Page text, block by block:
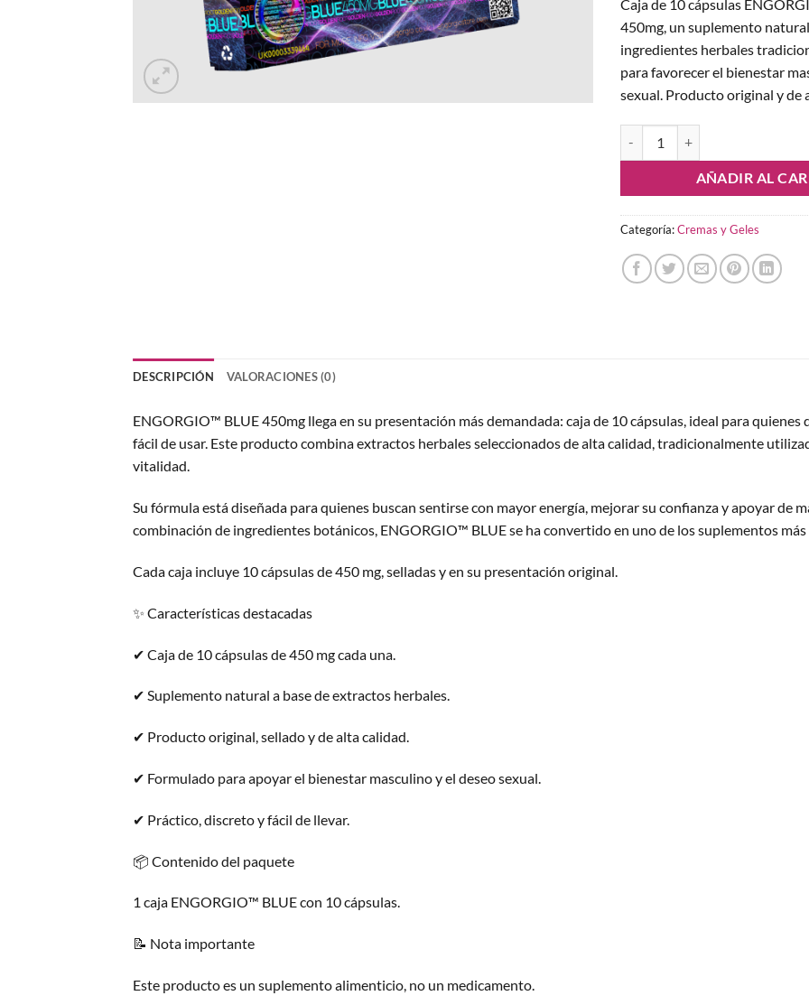
Caja de 10 cápsulas
450mg, un suplemento
ingredientes herbales
para favorecer el bienestar
sexual. Producto original y de
AÑADIR AL
Categoría:Cremas y Geles
DESCRIPCIÓN VALORACIONES (0)
ENGORGIO™ BLUE 450mg llega en su presentación más demandada: caja de 10 cápsulas, ideal para
fácil de usar. Este producto combina extractos herbales seleccionados de alta calidad, tradicionalmente
vitalidad.
Su fórmula está diseñada para quienes buscan sentirse con mayor energía, mejorar su confianza y apoyar de
combinación de ingredientes botánicos, ENGORGIO™ BLUE se ha convertido en uno de los suplementos
Cada caja incluye 10 cápsulas de 450 mg, selladas y en su presentación original.
✨ Características destacadas
✔ Caja de 10 cápsulas de 450 mg cada una.
✔ Suplemento natural a base de extractos herbales.
✔ Producto original, sellado y de alta calidad.
✔ Formulado para apoyar el bienestar masculino y el deseo sexual.
✔ Práctico, discreto y fácil de llevar.
📦 Contenido del paquete
1 caja ENGORGIO™ BLUE con 10 cápsulas.
📝 Nota importante
Este producto es un suplemento alimenticio, no un medicamento.